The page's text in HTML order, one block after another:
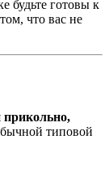
будьте готовы к
что вас не
прикольно,
типовой